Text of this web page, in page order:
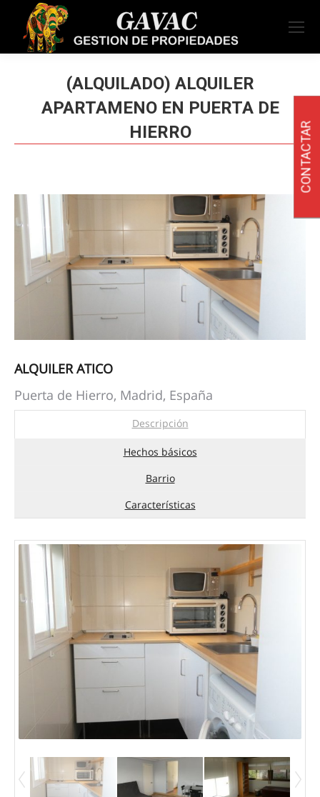
(ALQUILADO) ALQUILER
APARTAMENO EN PUERTA DE
HIERRO
ALQUILER ATICO
Puerta de Hierro, Madrid, España
Descripción
Hechos básicos
Barrio
Características
CONTACTAR